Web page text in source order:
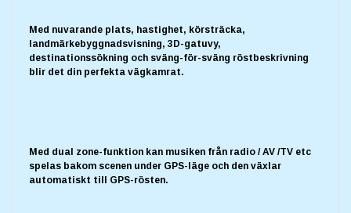
Med nuvarande plats, hastighet, körsträcka,
landmärkebyggnadsvisning, 3D-gatuvy,
destinationssökning och sväng-för-sväng röstbeskrivning
blir det din perfekta vägkamrat.
Med dual zone-funktion kan musiken från radio / AV /TV etc
spelas bakom scenen under GPS-läge och den växlar
automatiskt till GPS-rösten.